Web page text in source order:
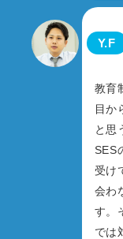
Y.F
教育
目か
と思
SES
受け
会わ
す。
では